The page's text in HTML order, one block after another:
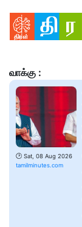
வாக்கு :
🕑 Sat, 08 Aug 2026
tamilminutes.com